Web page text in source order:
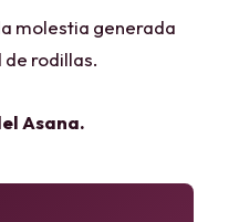
molestia generada
rodillas.
Asana.